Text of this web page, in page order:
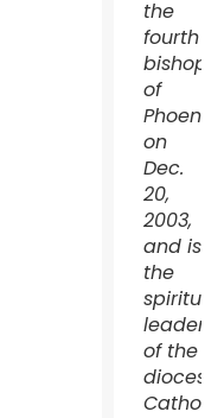
the
fourth
bishop
of
Phoenix
on
Dec.
20,
2003,
and is
the
spiritual
leader
of the
diocese’s
Catholics.